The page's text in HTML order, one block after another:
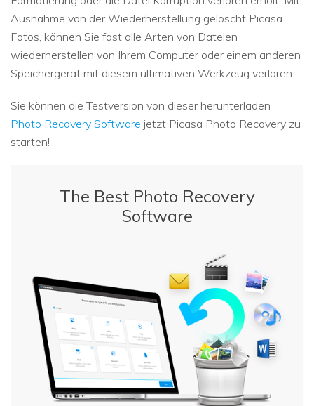
Ausnahme von der Wiederherstellung gelöscht Picasa
Fotos, können Sie fast alle Arten von Dateien
wiederherstellen von Ihrem Computer oder einem anderen
Speichergerät mit diesem ultimativen Werkzeug verloren.
Sie können die Testversion von dieser herunterladen
Photo Recovery Software jetzt Picasa Photo Recovery zu
starten!
The Best Photo Recovery
Software